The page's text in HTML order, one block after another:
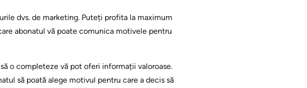
dvs. de marketing. Puteți profita la maximum
abonatul vă poate comunica motivele pentru
o completeze vă pot oferi informații valoroase.
să poată alege motivul pentru care a decis să